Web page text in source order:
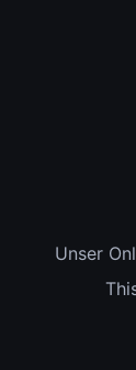
Unser